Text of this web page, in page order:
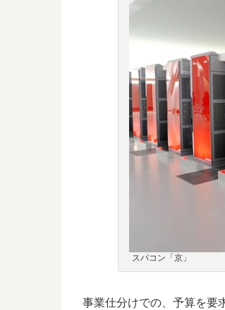
スパコン「京」
事業仕分けでの、予算を要